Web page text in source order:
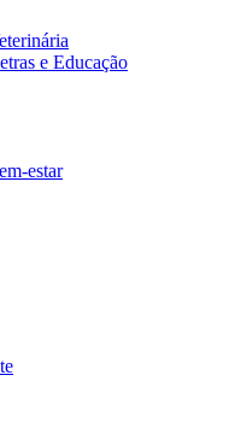
e Educação
estar